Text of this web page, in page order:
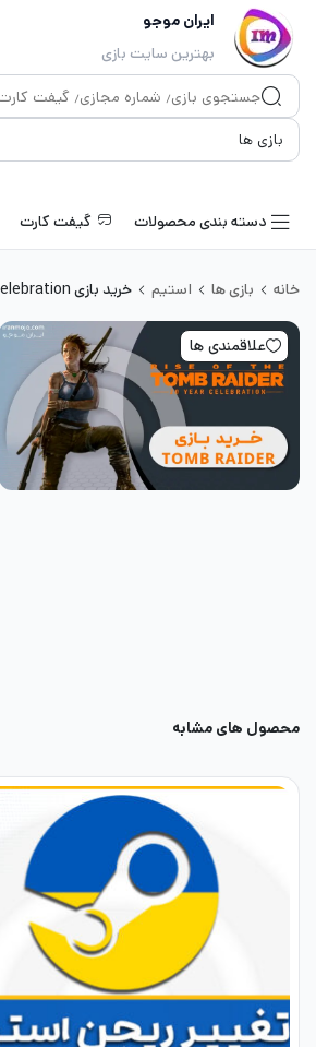
ایران موجو
بهترین سایت بازی
دسته بندی محصولات
گیفت کارت
خانه بازی ها استیم خرید بازی Rise of the Tomb Raider: 20 Year Celebration
علاقمندی ها
محصول های مشابه